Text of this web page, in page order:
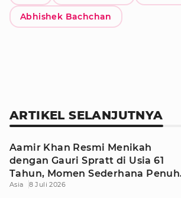
Abhishek Bachchan
ARTIKEL SELANJUTNYA
Aamir Khan Resmi Menikah
dengan Gauri Spratt di Usia 61
Tahun, Momen Sederhana Penuh
Kehangatan
Asia 8 Juli 2026